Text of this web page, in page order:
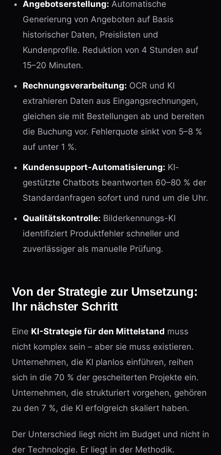
Angebotserstellung: Automatische
Generierung von Angeboten auf Basis
historischer Daten, Preislisten und
Kundenprofile. Reduktion von 4 Stunden auf
15–20 Minuten.
Rechnungsverarbeitung: OCR und KI
extrahieren Daten aus Eingangsrechnungen,
gleichen sie mit Bestellungen ab und bereiten
die Buchung vor. Fehlerquote sinkt von 5–8 %
auf unter 1 %.
Kundensupport-Automatisierung: KI-
gestützte Chatbots beantworten 60–80 % der
Standardanfragen sofort und rund um die Uhr.
Qualitätskontrolle: Bilderkennungs-KI
identifiziert Produktfehler schneller und
zuverlässiger als manuelle Prüfung.
Von der Strategie zur Umsetzung:
Ihr nächster Schritt
Eine KI-Strategie für den Mittelstand muss
nicht komplex sein – aber sie muss existieren.
Unternehmen, die KI planlos einführen, reihen
sich in die 70 % der gescheiterten Projekte ein.
Unternehmen, die strukturiert vorgehen, gehören
zu den 7 %, die KI erfolgreich skaliert haben.
Der Unterschied liegt nicht im Budget und nicht in
der Technologie. Er liegt in der Methodik.